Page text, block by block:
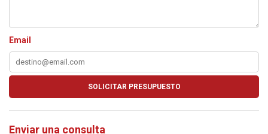
Email
Enviar una consulta